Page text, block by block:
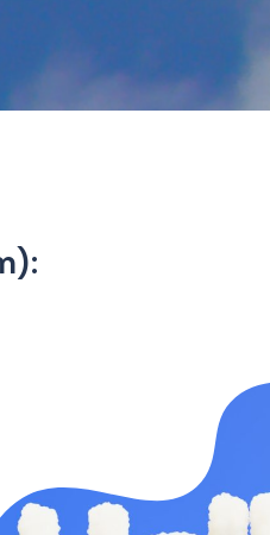
und nimmt einen